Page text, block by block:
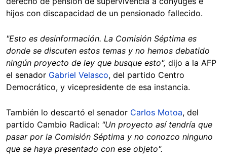
hijos con discapacidad de un pensionado fallecido.
"Esto es desinformación. La Comisión Séptima es
donde se discuten estos temas y no hemos debatido
ningún proyecto de ley que busque esto", dijo a la AFP
el senador Gabriel Velasco, del partido Centro
Democrático, y vicepresidente de esa instancia.
También lo descartó el senador Carlos Motoa, del
partido Cambio Radical: "Un proyecto así tendría que
pasar por la Comisión Séptima y no conozco ninguno
que se haya presentado con ese objeto".